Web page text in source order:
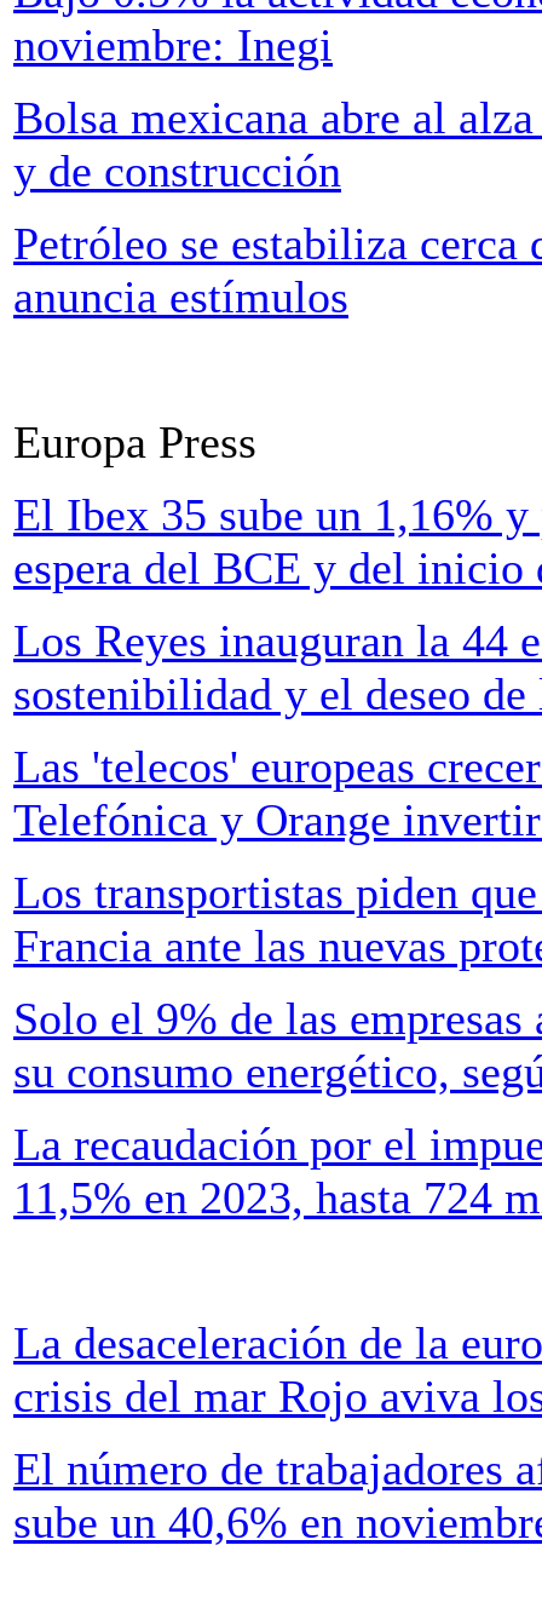
noviembre: Inegi
Bolsa mexicana abre al
y de construcción
Petróleo se estabiliza
anuncia estímulos
Europa Press
El Ibex 35 sube un 1,16%
espera del BCE y del inicio
Los Reyes inauguran la 44
sostenibilidad y el deseo
Las 'telecos' europeas
Telefónica y Orange
Los transportistas piden
Francia ante las nuevas
Solo el 9% de las
su consumo energético,
La recaudación por el
11,5% en 2023, hasta 724
La desaceleración de la
crisis del mar Rojo aviva
El número de trabajadores
sube un 40,6% en